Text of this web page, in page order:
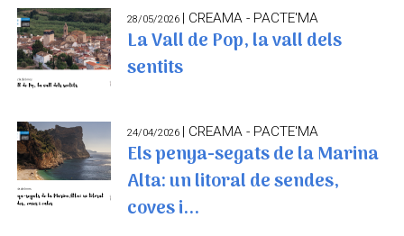
28/05/2026 | CREAMA - PACTE'MA
La Vall de Pop, la vall dels
sentits
24/04/2026 | CREAMA - PACTE'MA
Els penya-segats de la Marina
Alta: un litoral de sendes,
coves i...